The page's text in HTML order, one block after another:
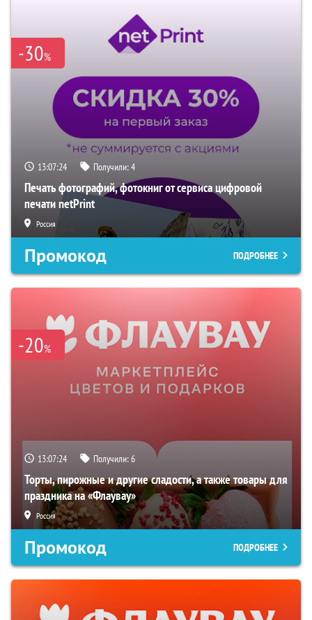
-30%
13:07:23 Получили:4
Печать фотографий, фотокниг от сервиса цифровой
печати netPrint
Россия
Промокод ПОДРОБНЕЕ
-20%
13:07:23 Получили:6
Торты, пирожные и другие сладости, а также товары для
праздника на «Флаувау»
Россия
Промокод ПОДРОБНЕЕ